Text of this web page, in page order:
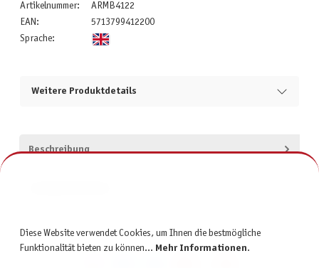
Artikelnummer:
ARMB4122
EAN:
5713799412200
Sprache:
Weitere Produktdetails
Beschreibung
Diese Website verwendet Cookies, um Ihnen die bestmögliche
Funktionalität bieten zu können... Mehr Informationen.